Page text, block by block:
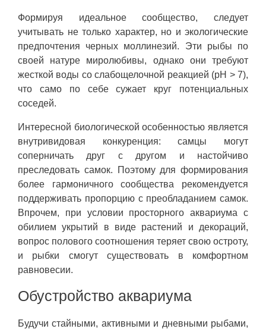
Формируя идеальное сообщество, следует
учитывать не только характер, но и экологические
предпочтения черных моллинезий. Эти рыбы по
своей натуре миролюбивы, однако они требуют
жесткой воды со слабощелочной реакцией (pH > 7),
что само по себе сужает круг потенциальных
соседей.
Интересной биологической особенностью является
внутривидовая конкуренция: самцы могут
соперничать друг с другом и настойчиво
преследовать самок. Поэтому для формирования
более гармоничного сообщества рекомендуется
поддерживать пропорцию с преобладанием самок.
Впрочем, при условии просторного аквариума с
обилием укрытий в виде растений и декораций,
вопрос полового соотношения теряет свою остроту,
и рыбки смогут существовать в комфортном
равновесии.
Обустройство аквариума
Будучи стайными, активными и дневными рыбами,